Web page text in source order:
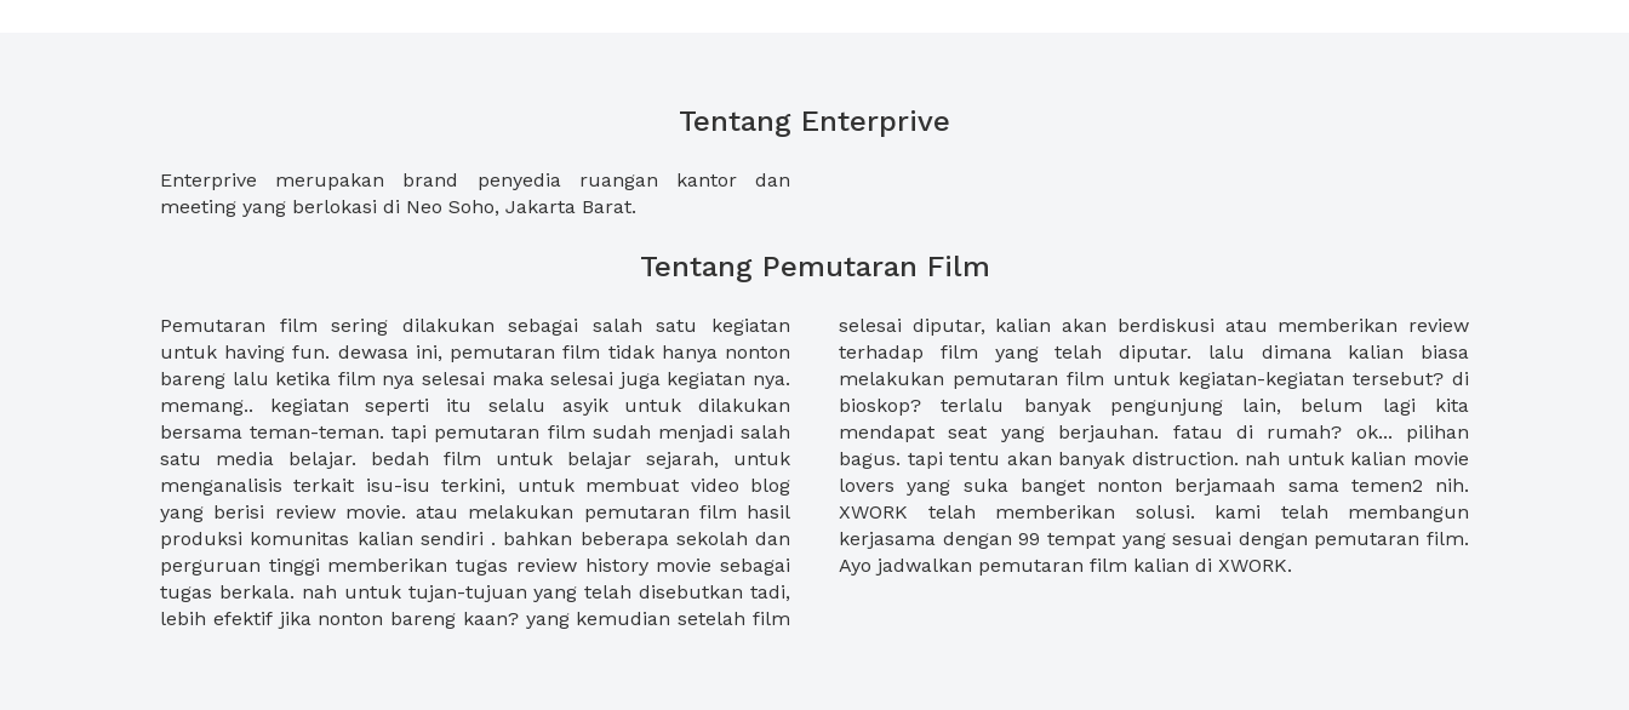
Tentang Enterprive
Enterprive merupakan brand penyedia ruangan kantor dan
meeting yang berlokasi di Neo Soho, Jakarta Barat.
Tentang Pemutaran Film
Pemutaran film sering dilakukan sebagai salah satu kegiatan
untuk having fun. dewasa ini, pemutaran film tidak hanya nonton
bareng lalu ketika film nya selesai maka selesai juga kegiatan nya.
memang.. kegiatan seperti itu selalu asyik untuk dilakukan
bersama teman-teman. tapi pemutaran film sudah menjadi salah
satu media belajar. bedah film untuk belajar sejarah, untuk
menganalisis terkait isu-isu terkini, untuk membuat video blog
yang berisi review movie. atau melakukan pemutaran film hasil
produksi komunitas kalian sendiri . bahkan beberapa sekolah dan
perguruan tinggi memberikan tugas review history movie sebagai
tugas berkala. nah untuk tujan-tujuan yang telah disebutkan tadi,
lebih efektif jika nonton bareng kaan? yang kemudian setelah film
selesai diputar, kalian akan berdiskusi atau memberikan review
terhadap film yang telah diputar. lalu dimana kalian biasa
melakukan pemutaran film untuk kegiatan-kegiatan tersebut? di
bioskop? terlalu banyak pengunjung lain, belum lagi kita
mendapat seat yang berjauhan. fatau di rumah? ok... pilihan
bagus. tapi tentu akan banyak distruction. nah untuk kalian movie
lovers yang suka banget nonton berjamaah sama temen2 nih.
XWORK telah memberikan solusi. kami telah membangun
kerjasama dengan 99 tempat yang sesuai dengan pemutaran film.
Ayo jadwalkan pemutaran film kalian di XWORK.